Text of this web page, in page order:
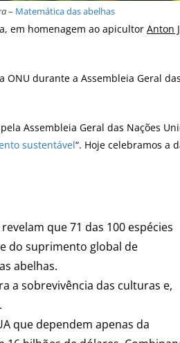
– Matemática das abelhas
em homenagem ao apicultor Anton
durante a Assembleia Geral
Assembleia Geral das Nações
sustentável“. Hoje celebramos a
que 71 das 100 espécies
do suprimento global de
abelhas.
a sobrevivência das culturas e,
que dependem apenas da